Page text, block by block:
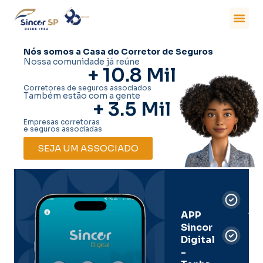
Nós somos a Casa do Corretor de Seguros
Nossa comunidade já reúne
+ 10.8 Mil
Corretores de seguros associados
Também estão com a gente
+ 3.5 Mil
Empresas corretoras
e seguros associadas
SEJA UM ASSOCIADO
APP
Sincor
Digital
-